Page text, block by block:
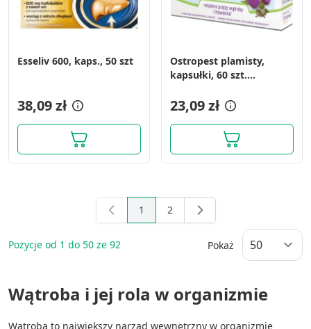
Esseliv 600, kaps., 50 szt
38,09 zł
Ostropest plamisty,
kapsułki, 60 szt.
23,09 zł
Pozycje od 1 do 50 ze 92
You're currently reading page
1 Page
2
Pokaż
Wątroba i jej rola w organizmie
Wątroba to największy narząd wewnętrzny w organizmie